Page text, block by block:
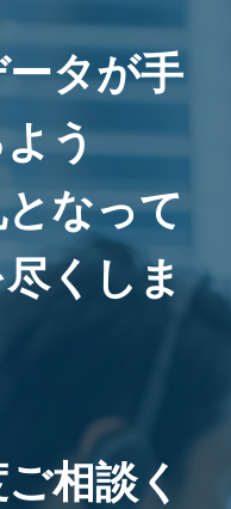
タが手
う
なって
くしま
相談く